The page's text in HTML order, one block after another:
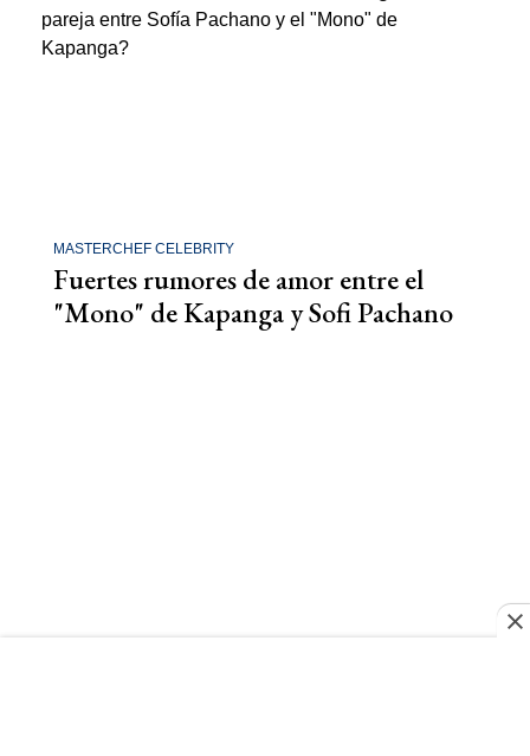
MASTERCHEF CELEBRITY
Fuertes rumores de amor entre el
"Mono" de Kapanga y Sofi Pachano